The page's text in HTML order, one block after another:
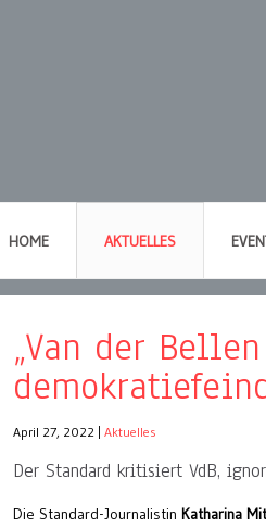
HOME AKTUELLES
„Van der
April 27, 2022 Aktuelles
Der Standard kritisiert VdB,
Die Standard-Journalistin Katharina